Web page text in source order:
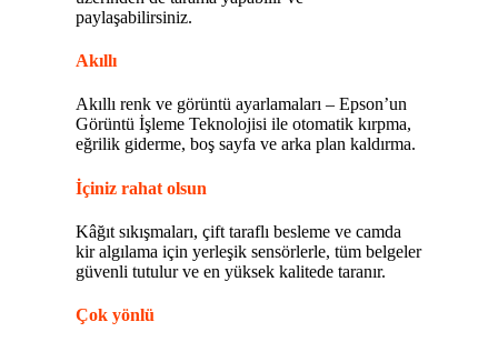
paylaşabilirsiniz.
Akıllı
Akıllı renk ve görüntü ayarlamaları – Epson’un
Görüntü İşleme Teknolojisi ile otomatik kırpma,
eğrilik giderme, boş sayfa ve arka plan kaldırma.
İçiniz rahat olsun
Kâğıt sıkışmaları, çift taraflı besleme ve camda
kir algılama için yerleşik sensörlerle, tüm belgeler
güvenli tutulur ve en yüksek kalitede taranır.
Çok yönlü